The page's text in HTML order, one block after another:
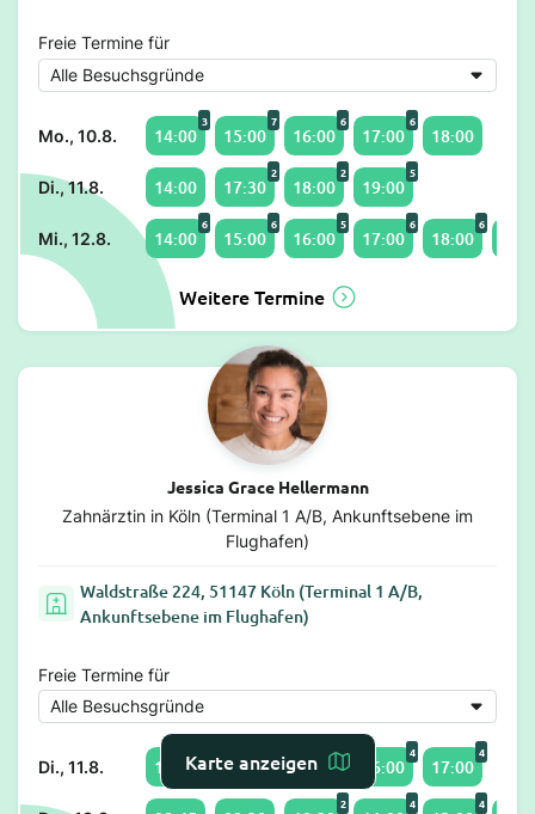
Freie Termine für
Mo., 10.8. 14:00
3
15:00
7
16:00
6
17:00
6
18:00
Di., 11.8. 14:00 17:30
2
18:00
2
19:00
5
Mi., 12.8. 14:00
6
15:00
6
16:00
5
17:00
6
18:00
6
Weitere Termine
Jessica Grace Hellermann
Zahnärztin in Köln (Terminal 1 A/B, Ankunftsebene im
Flughafen)
Waldstraße 224, 51147 Köln (Terminal 1 A/B,
Ankunftsebene im Flughafen)
Freie Termine für
Di., 11.8. 12:30 14:00 15:00
4
16:00
4
17:00
4
2 4 4
Karte anzeigen